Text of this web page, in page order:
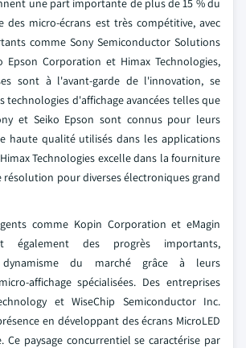
une part importante de plus de 15 % du
des micro-écrans est très compétitive, avec
comme Sony Semiconductor Solutions
Epson Corporation et Himax Technologies,
sont à l'avant-garde de l'innovation, se
technologies d'affichage avancées telles que
et Seiko Epson sont connus pour leurs
haute qualité utilisés dans les applications
Technologies excelle dans la fourniture
pour diverses électroniques grand
comme Kopin Corporation et eMagin
également des progrès importants,
du marché grâce à leurs
affichage spécialisées. Des entreprises
et WiseChip Semiconductor Inc.
en développant des écrans MicroLED
Ce paysage concurrentiel se caractérise par